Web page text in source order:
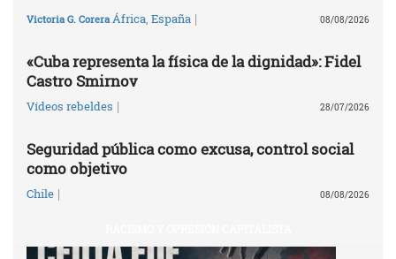
Victoria G. Corera África España | 08/08/2026
«Cuba representa la física de la dignidad»: Fidel
Castro Smirnov
Vídeos rebeldes | 28/07/2026
Seguridad pública como excusa, control social
como objetivo
Chile | 08/08/2026